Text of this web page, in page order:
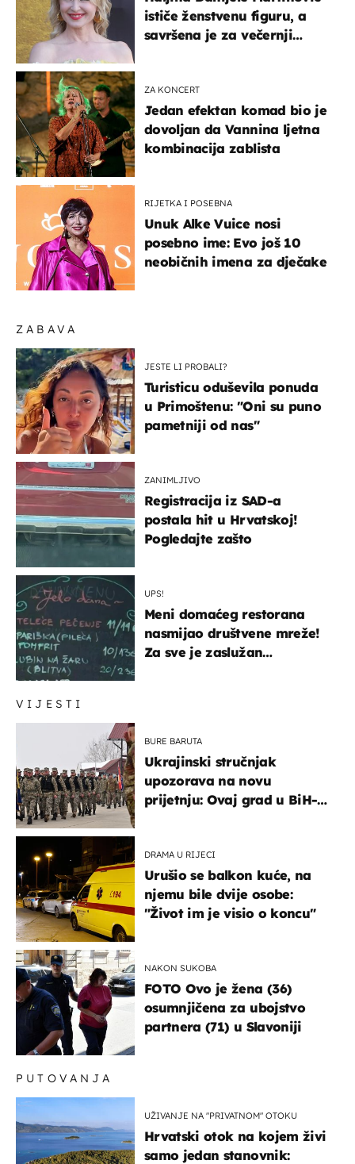
VIJESTI
BURE BARUTA
Ukrajinski stručnjak
upozorava na novu
prijetnju: Ovaj grad u BiH-u
DRAMA U RIJECI
Urušio se balkon kuće, na
njemu bile dvije osobe:
"Život im je visio o koncu"
NAKON SUKOBA
FOTO Ovo je žena (36)
osumnjičena za ubojstvo
partnera (71) u Slavoniji
ZABAVA
JESTE LI PROBALI?
Turisticu oduševila ponuda
u Primoštenu: "Oni su puno
pametniji od nas"
ZANIMLJIVO
Registracija iz SAD-a
postala hit u Hrvatskoj!
Pogledajte zašto
UPS!
Meni domaćeg restorana
nasmijao društvene mreže!
Za sve je zaslužan
PUTOVANJA
UŽIVANJE NA "PRIVATNOM" OTOKU
Hrvatski otok na kojem živi
samo jedan stanovnik:
ističe ženstvenu figuru, a
savršena je za večernji
ZA KONCERT
Jedan efektan komad bio je
dovoljan da Vannina ljetna
kombinacija zablista
RIJETKA I POSEBNA
Unuk Alke Vuice nosi
posebno ime: Evo još 10
neobičnih imena za dječake